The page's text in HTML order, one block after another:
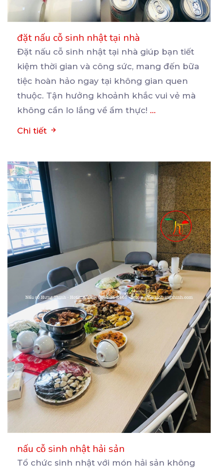
đặt nấu cỗ sinh nhật tại nhà
Đặt nấu cỗ sinh nhật tại nhà giúp bạn tiết
kiệm thời gian và công sức, mang đến bữa
tiệc hoàn hảo ngay tại không gian quen
thuộc. Tận hưởng khoảnh khắc vui vẻ mà
không cần lo lắng về ẩm thực! ...
Chi tiết
nấu cỗ sinh nhật hải sản
Tổ chức sinh nhật với món hải sản không